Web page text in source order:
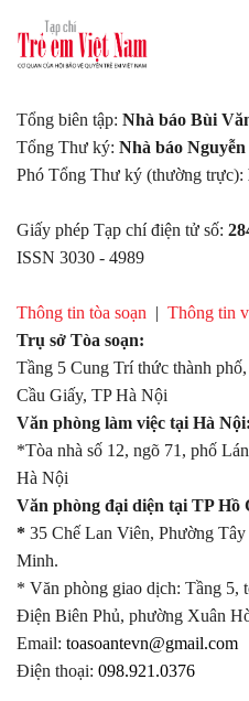
Đà Lạt
Tắm khoáng thanh thủy
Book yourVietnam tour
today
Thời tiết Yên Bái
Tổng biên tập: Nhà báo Bùi
Tổng Thư ký: Nhà báo
Phó Tổng Thư ký (thường trực):
Giấy phép Tạp chí điện tử số:
ISSN 3030 - 4989
Thông tin tòa soạn | Thông tin
Trụ sở Tòa soạn:
Tầng 5 Cung Trí thức thành
Cầu Giấy, TP Hà Nội
Văn phòng làm việc tại Hà Nội:
*Tòa nhà số 12, ngõ 71, phố
Hà Nội
Văn phòng đại diện tại TP Hồ
* 35 Chế Lan Viên, Phường
Minh.
* Văn phòng giao dịch: Tầng 5,
Điện Biên Phủ, phường Xuân
Email: toasoantevn@gmail.com
Điện thoại: 098.921.0376